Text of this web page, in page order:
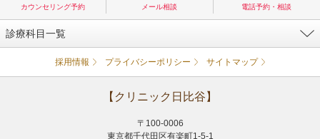
カウンセリング予約 メール相談 電話予約・相談
診療科目一覧
採用情報 プライバシーポリシー サイトマップ
【クリニック日比谷】
〒100-0006
東京都千代田区有楽町1-5-1